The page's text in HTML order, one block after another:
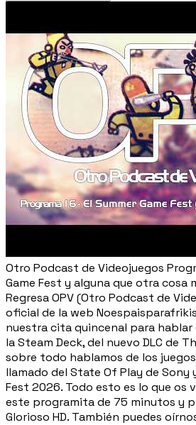
Otro Podcast de Videojuegos
Game Fest y alguna que otra cosa
Regresa OPV (Otro Podcast de
oficial de la web
nuestra cita quincenal para hablar
la Steam Deck, del nuevo DLC de
sobre todo hablamos de los
llamado del State Of Play de Sony
Fest 2026. Todo esto es lo que os
este programita de 75 minutos y
Glorioso HD. También puedes